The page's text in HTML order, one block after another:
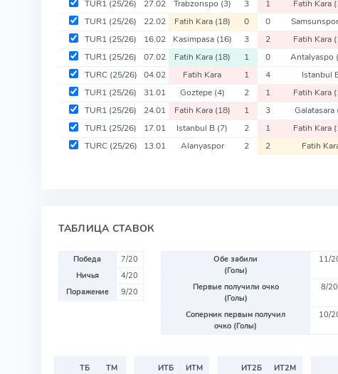
TUR1 (25/26) 27.02 Trabzonspo (3) 3 1 Fatih Kara
TUR1 (25/26) 22.02 Fatih Kara (18) 0 0
TUR1 (25/26) 16.02 Kasimpasa (16) 3 2 Fatih Kara
TUR1 (25/26) 07.02 Fatih Kara (18) 1 0 Antalyaspo
TURC (25/26) 04.02 Fatih Kara 1 4 Istanbul
TUR1 (25/26) 31.01 Goztepe (4) 2 1 Fatih Kara
TUR1 (25/26) 24.01 Fatih Kara (18) 1 3 Galatasara
TUR1 (25/26) 17.01 Istanbul B (7) 2 1 Fatih Kara
TURC (25/26) 13.01 Alanyaspor 2 2 Fatih
ТАБЛИЦА СТАВОК
Победа
7/20
Ничья
4/20
Поражение
9/20
Обе забили
(Голы)
11/
Первые получили очко
(Голы)
8/20
Соперник первым получил
очко (Голы)
10/
ТБ
ТМ
ИТБ
ИТМ
ИТ2Б
ИТ2М